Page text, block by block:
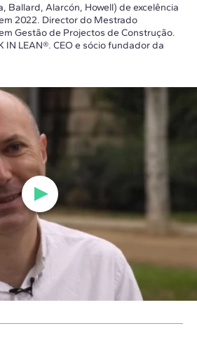
Ballard, Alarcón, Howell) de excelência
2022. Director do Mestrado
Gestão de Projectos de Construção.
LEAN®. CEO e sócio fundador da